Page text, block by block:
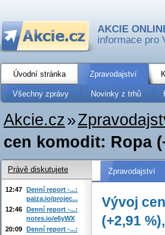
AKCIE
informace pro
Úvodní stránka Zpravodajství
Všechny zprávy Novinky z trhů
Akcie.cz»
cen komodit: Ropa
Zpravodajství
Vývoj
(+2,91
Právě diskutujete
12:47 Denní report -...:
paiza.io/projec...
12:46 Denní report -...:
notes.io/e6yWX
20:09 Denní report -...: